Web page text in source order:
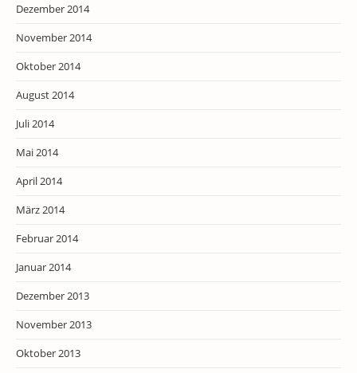
Dezember 2014
November 2014
Oktober 2014
August 2014
Juli 2014
Mai 2014
April 2014
März 2014
Februar 2014
Januar 2014
Dezember 2013
November 2013
Oktober 2013